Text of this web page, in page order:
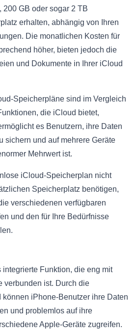
GB oder sogar 2 TB
erhalten, abhängig von Ihren
Die monatlichen Kosten für
höher, bieten jedoch die
und Dokumente in Ihrer iCloud
Speicherpläne sind im Vergleich
die iCloud bietet,
es Benutzern, ihre Daten
sichern und auf mehrere Geräte
Mehrwert ist.
iCloud-Speicherplan nicht
Speicherplatz benötigen,
verschiedenen verfügbaren
und den für Ihre Bedürfnisse
Funktion, die eng mit
verbunden ist. Durch die
iPhone-Benutzer ihre Daten
und problemlos auf ihre
Apple-Geräte zugreifen.